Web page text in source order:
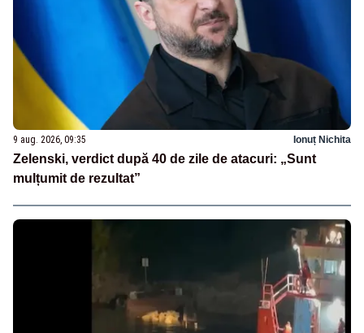
9 aug. 2026, 09:35 Ionuț Nichita
Zelenski, verdict după 40 de zile de atacuri: „Sunt
mulțumit de rezultat”